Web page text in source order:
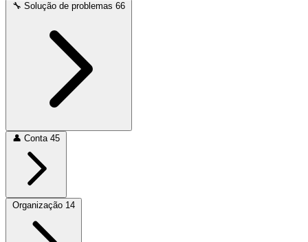
🔧 Solução de problemas 66
👤 Conta 45
Organização 14